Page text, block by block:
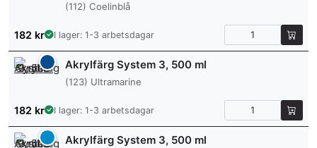
(112) Coelinblå
182 kr I lager: 1-3 arbetsdagar
Akrylfärg System 3, 500 ml
(123) Ultramarine
182 kr I lager: 1-3 arbetsdagar
Akrylfärg System 3, 500 ml